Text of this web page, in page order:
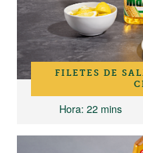
FILETES DE
Hora: 22 mins